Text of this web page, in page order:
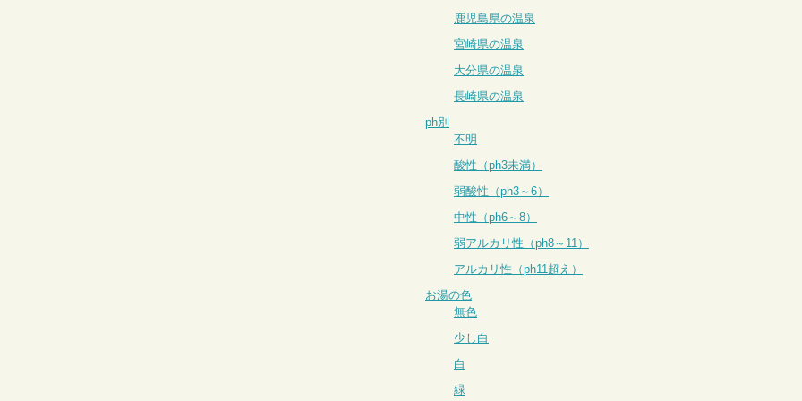
鹿児島県の温泉
宮崎県の温泉
大分県の温泉
長崎県の温泉
ph別
不明
酸性（ph3未満）
弱酸性（ph3～6）
中性（ph6～8）
弱アルカリ性（ph8～11）
アルカリ性（ph11超え）
お湯の色
無色
少し白
白
緑